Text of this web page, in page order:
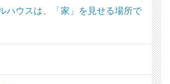
ハウスは、「家」を見せる場所で